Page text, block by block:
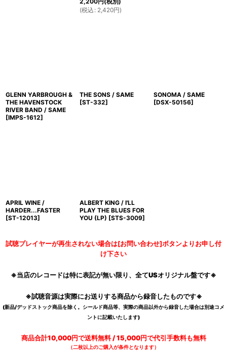
(税込 : 2,420円)
GLENN YARBROUGH &
THE HAVENSTOCK
RIVER BAND / SAME
[IMPS-1612]
THE SONS / SAME
[ST-332]
SONOMA / SAME
[DSX-50156]
APRIL WINE /
HARDER...FASTER
[ST-12013]
ALBERT KING / I'LL
PLAY THE BLUES FOR
YOU (LP) [STS-3009]
試聴プレイヤーが再生されない場合は[お問い合わせ]ボタンよりお申し付
け下さい
※当店のレコードは特に表記が無い限り、全てUSオリジナル盤です※
※試聴音源は実際にお送りする商品から録音したものです※
(新品/デッドストック商品を除く。シールド商品等、実際の商品以外から録音した場合は別途コメ
ントに記載いたします)
商品合計10,000円で送料無料 / 15,000円で代引手数料も無料
（二枚以上のご購入が条件となります）